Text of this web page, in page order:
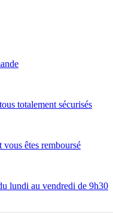
totalement sécurisés
vous êtes remboursé
lundi au vendredi de 9h30